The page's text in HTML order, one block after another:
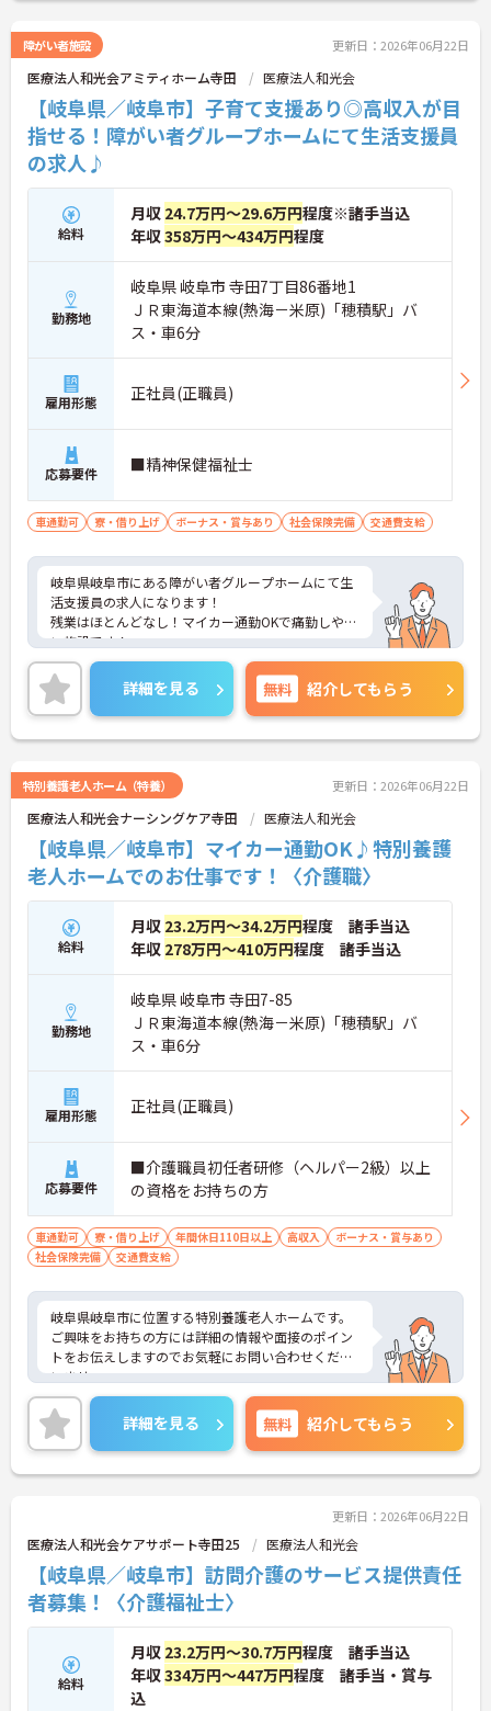
障がい者施設 更新日：2026年06月22日
医療法人和光会アミティホーム寺田 医療法人和光会
【岐阜県／岐阜市】子育て支援あり◎高収入が目
指せる！障がい者グループホームにて生活支援員
の求人♪
給料
月収 24.7万円～29.6万円程度※諸手当込
年収358万円～434万円程度
勤務地
岐阜県 岐阜市 寺田7丁目86番地1
ＪＲ東海道本線(熱海－米原)「穂積駅」バ
ス・車6分
雇用形態 正社員(正職員)
応募要件 ■精神保健福祉士
車通勤可 寮・借り上げ ボーナス・賞与あり 社会保険完備 交通費支給
岐阜県岐阜市にある障がい者グループホームにて生
活支援員の求人になります！
残業はほとんどなし！マイカー通勤OKで痛勤しやす
い施設です！
ご興味のある方は、マイナビ介護職までお問い合わ
せください。詳細を見る 無料 紹介してもらう
特別養護老人ホーム（特養） 更新日：2026年06月22日
医療法人和光会ナーシングケア寺田 医療法人和光会
【岐阜県／岐阜市】マイカー通勤OK♪特別養護
老人ホームでのお仕事です！〈介護職〉
給料
月収 23.2万円～34.2万円程度 諸手当込
年収 278万円～410万円程度 諸手当込
勤務地
岐阜県 岐阜市 寺田7-85
ＪＲ東海道本線(熱海－米原)「穂積駅」バ
ス・車6分
雇用形態 正社員(正職員)
応募要件
■介護職員初任者研修（ヘルパー2級）以上
の資格をお持ちの方
車通勤可 寮・借り上げ 年間休日110日以上 高収入
ボーナス・賞与あり
社会保険完備
交通費支給
岐阜県岐阜市に位置する特別養護老人ホームです。
ご興味をお持ちの方には詳細の情報や面接のポイン
トをお伝えしますのでお気軽にお問い合わせくださ
いませ。
詳細を見る 無料 紹介してもらう
更新日：2026年06月22日
医療法人和光会ケアサポート寺田25 医療法人和光会
【岐阜県／岐阜市】訪問介護のサービス提供責任
者募集！〈介護福祉士〉
給料
月収 23.2万円～30.7万円程度 諸手当込
年収334万円～447万円程度 諸手当・賞与
込